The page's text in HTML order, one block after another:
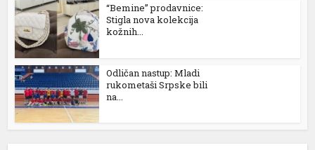
“Bemine” prodavnice:
Stigla nova kolekcija
kožnih...
Odličan nastup: Mladi
rukometaši Srpske bili
na...